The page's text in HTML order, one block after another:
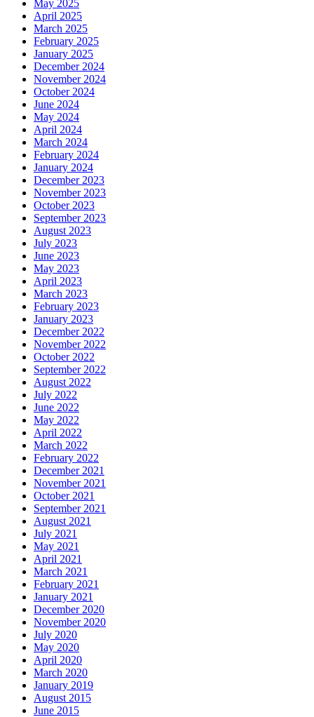
May 2025
April 2025
March 2025
February 2025
January 2025
December 2024
November 2024
October 2024
June 2024
May 2024
April 2024
March 2024
February 2024
January 2024
December 2023
November 2023
October 2023
September 2023
August 2023
July 2023
June 2023
May 2023
April 2023
March 2023
February 2023
January 2023
December 2022
November 2022
October 2022
September 2022
August 2022
July 2022
June 2022
May 2022
April 2022
March 2022
February 2022
December 2021
November 2021
October 2021
September 2021
August 2021
July 2021
May 2021
April 2021
March 2021
February 2021
January 2021
December 2020
November 2020
July 2020
May 2020
April 2020
March 2020
January 2019
August 2015
June 2015